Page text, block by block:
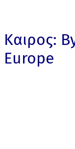
Καιρος:
Europe